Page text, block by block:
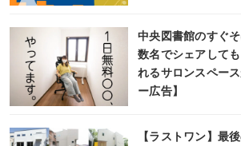
中央図書館のすぐ
数名でシェアして
れるサロンスペー
ー広告】
【ラストワン】最